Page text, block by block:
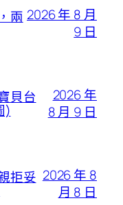
兩 2026 年 8 月
9 日
貝台
)
2026 年
8 月 9 日
拒妥 2026 年 8
月 8 日